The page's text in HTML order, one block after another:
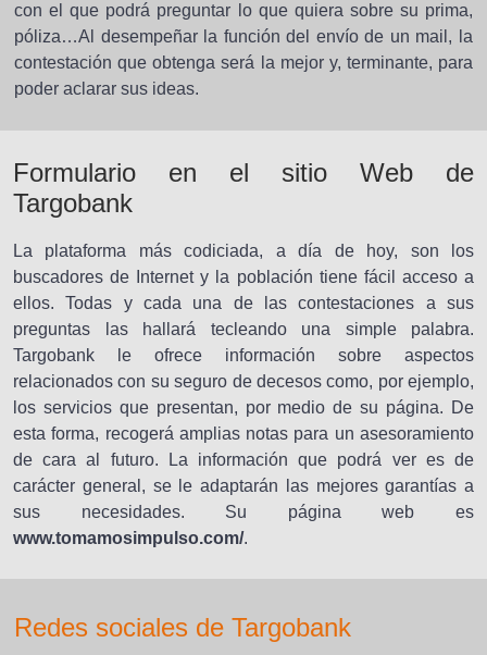
con el que podrá preguntar lo que quiera sobre su prima,
póliza…Al desempeñar la función del envío de un mail, la
contestación que obtenga será la mejor y, terminante, para
poder aclarar sus ideas.
Formulario en el sitio Web de
Targobank
La plataforma más codiciada, a día de hoy, son los
buscadores de Internet y la población tiene fácil acceso a
ellos. Todas y cada una de las contestaciones a sus
preguntas las hallará tecleando una simple palabra.
Targobank le ofrece información sobre aspectos
relacionados con su seguro de decesos como, por ejemplo,
los servicios que presentan, por medio de su página. De
esta forma, recogerá amplias notas para un asesoramiento
de cara al futuro. La información que podrá ver es de
carácter general, se le adaptarán las mejores garantías a
sus necesidades. Su página web es
www.tomamosimpulso.com/.
Redes sociales de Targobank